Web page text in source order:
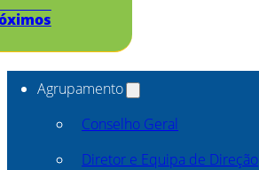
Agrupamento
Conselho Geral
Diretor e Equipa de Direção